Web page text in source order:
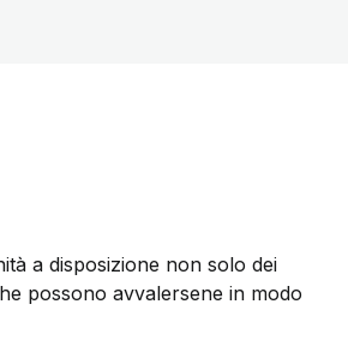
a disposizione non solo dei
possono avvalersene in modo